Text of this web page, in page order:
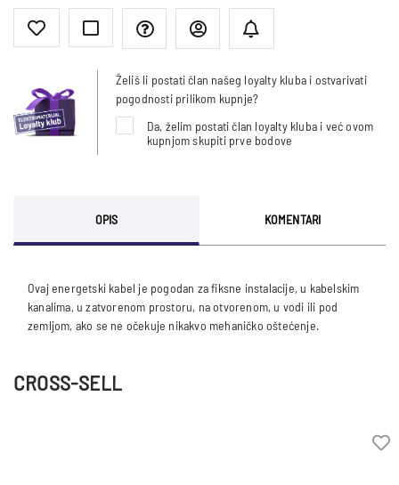
Želiš li postati član našeg loyalty kluba i ostvarivati
pogodnosti prilikom kupnje?
Da, želim postati član loyalty kluba i već ovom
kupnjom skupiti prve bodove
OPIS KOMENTARI
Ovaj energetski kabel je pogodan za fiksne instalacije, u kabelskim
kanalima, u zatvorenom prostoru, na otvorenom, u vodi ili pod
CROSS-SELL